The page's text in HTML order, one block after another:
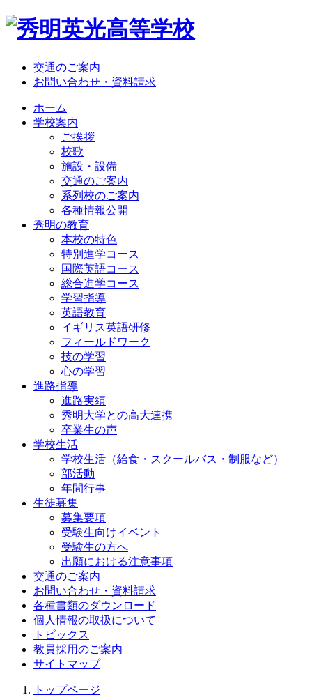
交通のご案内
お問い合わせ・資料請求
ホーム
学校案内
ご挨拶
校歌
施設・設備
交通のご案内
系列校のご案内
各種情報公開
秀明の教育
本校の特色
特別進学コース
国際英語コース
総合進学コース
学習指導
英語教育
イギリス英語研修
フィールドワーク
技の学習
心の学習
進路指導
進路実績
秀明大学との高大連携
卒業生の声
学校生活
学校生活（給食・スクールバス・制服など）
部活動
年間行事
生徒募集
募集要項
受験生向けイベント
受験生の方へ
出願における注意事項
交通のご案内
お問い合わせ・資料請求
各種書類のダウンロード
個人情報の取扱について
トピックス
教員採用のご案内
サイトマップ
トップページ